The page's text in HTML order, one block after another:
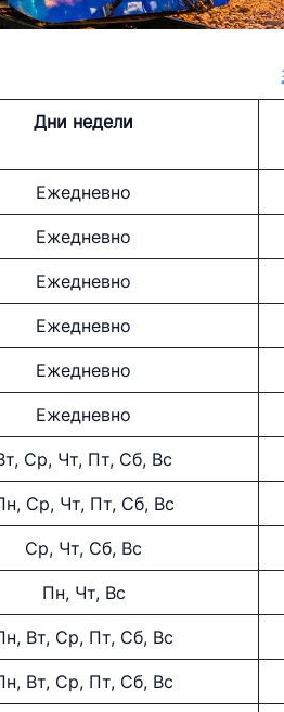
АО "Uzbekistan
Номер телефона
Комитет по
дорогам
Дни недели
Ежедневно
Ежедневно
Ежедневно
Ежедневно
Ежедневно
Ежедневно
Ср, Чт, Пт, Сб, Вс
Ср, Чт, Пт, Сб, Вс
Ср, Чт, Сб, Вс
Пн, Чт, Вс
Вт, Ср, Пт, Сб, Вс
Вт, Ср, Пт, Сб, Вс